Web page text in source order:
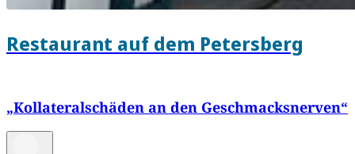
Restaurant auf dem Petersberg
„Kollateralschäden an den Geschmacksnerven“